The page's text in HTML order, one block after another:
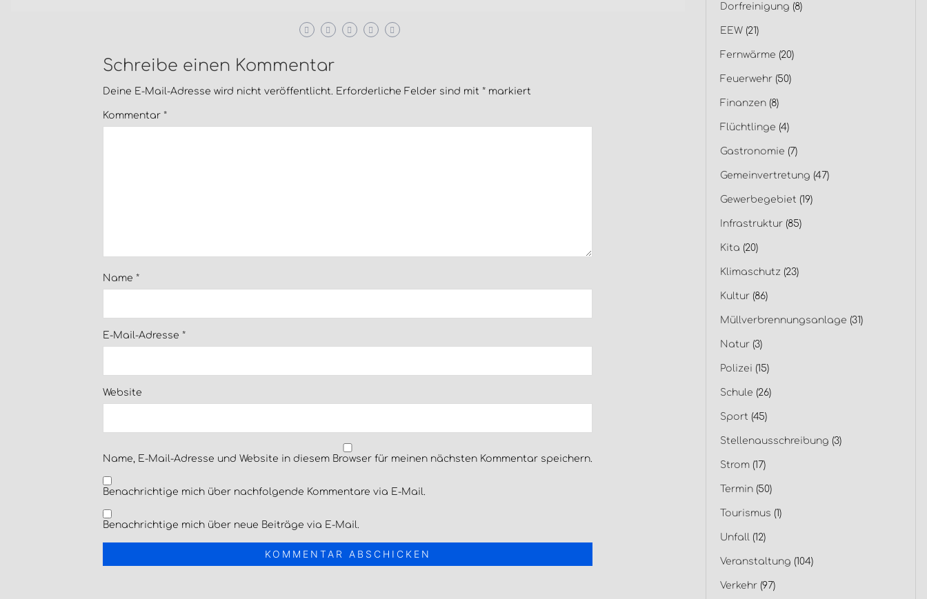
Schreibe einen Kommentar
Deine E-Mail-Adresse wird nicht veröffentlicht. Erforderliche Felder sind mit* markiert
Kommentar*
Name*
E-Mail-Adresse*
Website
Name, E-Mail-Adresse und Website in diesem Browser für meinen nächsten Kommentar speichern.
Benachrichtige mich über nachfolgende Kommentare via E-Mail.
Benachrichtige mich über neue Beiträge via E-Mail.
Dorfreinigung (8)
EEW(21)
Fernwärme (20)
Feuerwehr(50)
Finanzen(8)
Flüchtlinge (4)
Gastronomie (7)
Gemeinvertretung (47)
Gewerbegebiet (19)
Infrastruktur(85)
Kita (20)
Klimaschutz (23)
Kultur(86)
Müllverbrennungsanlage (31)
Natur(3)
Polizei (15)
Schule (26)
Sport (45)
Stellenausschreibung (3)
Strom(17)
Termin(50)
Tourismus (1)
Unfall (12)
Veranstaltung (104)
Verkehr(97)